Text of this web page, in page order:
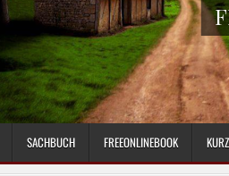
SACHBUCH FREEONLINEBOOK